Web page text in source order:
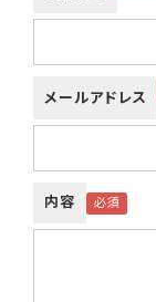
メールアドレス
内容